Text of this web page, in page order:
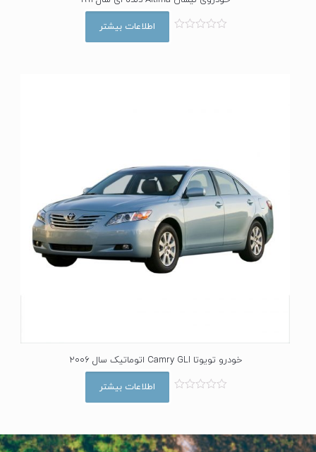
اطلاعات بیشتر
خودرو تویوتا Camry GLI اتوماتیک سال 2006
ا
ز
اطلاعات بیشتر